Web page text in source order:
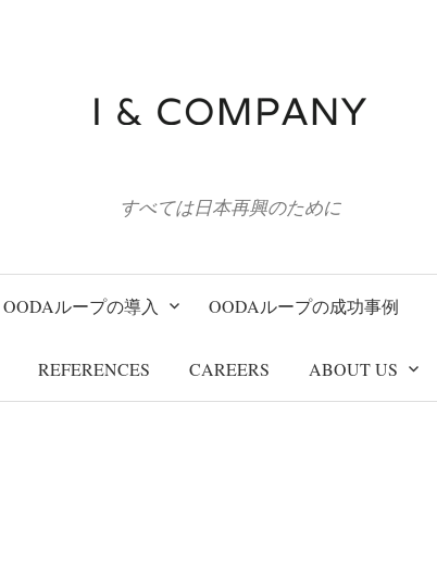
すべては日本再興のために
OODAループの導入 OODAループの成功事例
REFERENCES CAREERS ABOUT US